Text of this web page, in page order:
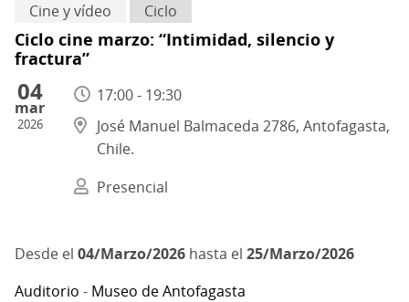
Cine y vídeo Ciclo
Ciclo cine marzo: “Intimidad, silencio y
fractura”
04
mar
2026
17:00 - 19:30
José Manuel Balmaceda 2786, Antofagasta,
Chile.
Presencial
04/Marzo/2026 hasta el 25/Marzo/2026
Auditorio - Museo de Antofagasta